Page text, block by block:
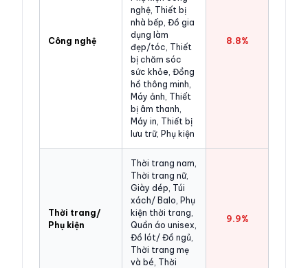
Công nghệ
nghệ, Thiết bị
nhà bếp, Đồ gia
dụng làm
đẹp/tóc, Thiết
bị chăm sóc
sức khỏe, Đồng
hồ thông minh,
Máy ảnh, Thiết
bị âm thanh,
Máy in, Thiết bị
lưu trữ, Phụ kiện
8.8%
Thời trang/
Phụ kiện
Thời trang nam,
Thời trang nữ,
Giày dép, Túi
xách/ Balo, Phụ
kiện thời trang,
Quần áo unisex,
Đồ lót/ Đồ ngủ,
Thời trang mẹ
và bé, Thời
9.9%